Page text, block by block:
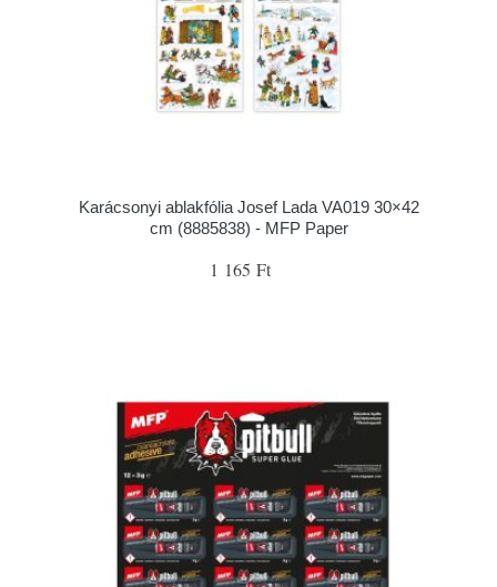
Karácsonyi ablakfólia Josef Lada VA019 30×42
cm (8885838) - MFP Paper
1 165 Ft